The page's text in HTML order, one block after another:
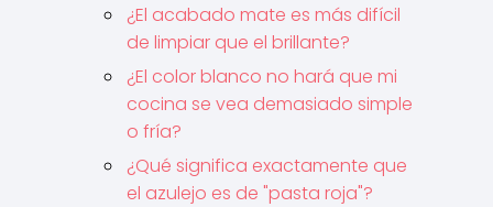
¿El acabado mate es más difícil
de limpiar que el brillante?
¿El color blanco no hará que mi
cocina se vea demasiado simple
o fría?
¿Qué significa exactamente que
el azulejo es de "pasta roja"?